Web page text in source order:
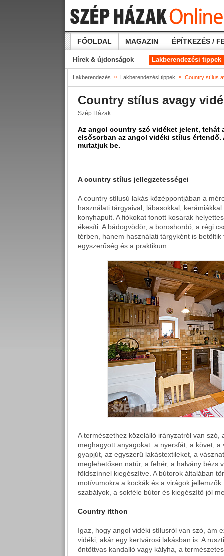
FŐOLDAL MAGAZIN ÉPÍTKEZÉS /
Hírek & újdonságok Lakberendezési tippek
Lakberendezés » Lakberendezési tippek » Country stílus
Country stílus avagy
Szép Házak
Az angol country szó vidéket jelent,
elsősorban az angol vidéki stílus
mutatjuk be.
A country stílus jellegzetességei
A country stílusú lakás középpontjában a
használati tárgyaival, lábasokkal,
konyhapult. A fiókokat fonott kosarak
ékesíti. A bádogvödör, a boroshordó, a régi
térben, hanem használati tárgyként is
egyszerűség és a praktikum.
A természethez közelálló irányzatról van
meghagyott anyagokat: a nyersfát, a követ,
gyapjút, az egyszerű lakástextileket, a
meglehetősen natúr, a fehér, a halvány bézs
földszínnel kiegészítve. A bútorok általában
motívumokra a kockák és a virágok
szabályok, a sokféle bútor és kiegészítő jól
Country itthon
Igaz, hogy angol vidéki stílusról van szó, ám
vidéki, akár egy kertvárosi lakásban is. A
öntöttvas kandalló vagy kályha, a